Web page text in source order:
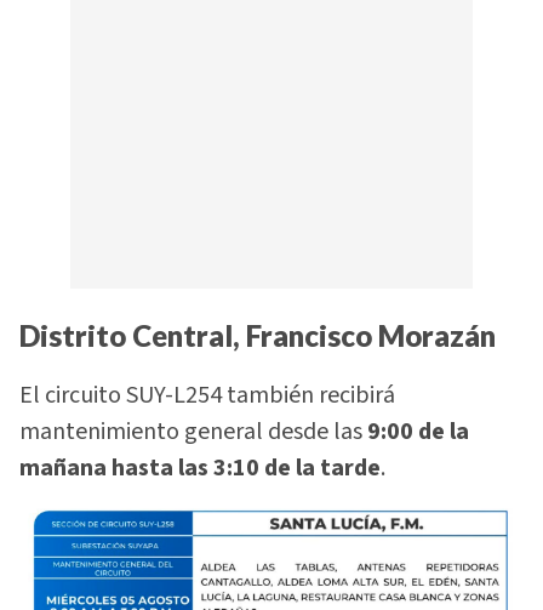
Distrito Central, Francisco Morazán
El circuito SUY-L254 también recibirá
mantenimiento general desde las9:00 de la
mañana hasta las 3:10 de la tarde.